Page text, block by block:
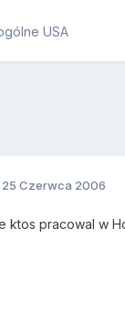
USA
25 Czerwca 2006
ktos pracowal w